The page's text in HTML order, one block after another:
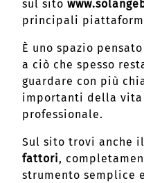
sul sito
principali
È uno spazio
a ciò che spesso
guardare con più
importanti della vita
professionale.
Sul sito trovi anche
fattori,
strumento semplice